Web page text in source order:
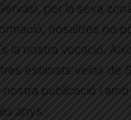
per la seva
nosaltres no
la nostra vocació.
estimats veïns de
publicació i
anys.